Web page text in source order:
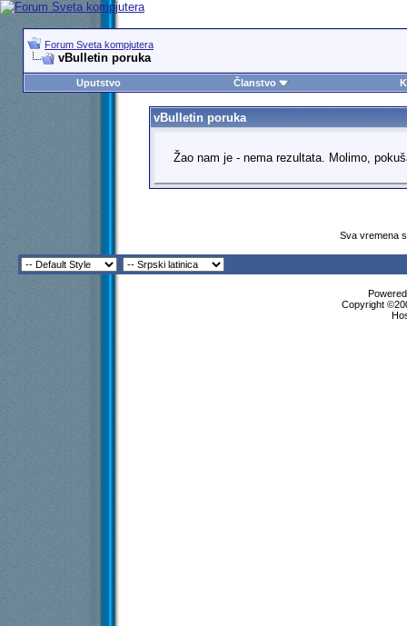
Forum Sveta kompjutera
vBulletin poruka
Uputstvo Članstvo
vBulletin poruka
Žao nam je - nema rezultata. Molimo,
Sva vremena
Copyright